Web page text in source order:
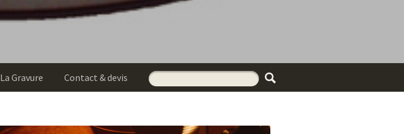
La Gravure Contact & devis